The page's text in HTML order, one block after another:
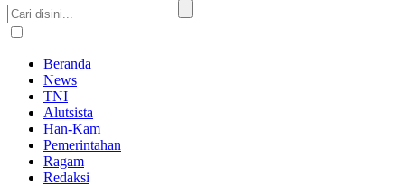
Beranda
News
TNI
Alutsista
Han-Kam
Pemerintahan
Ragam
Redaksi